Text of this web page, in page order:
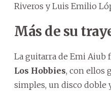
Riveros y Luis Emilio
Más de su
La guitarra de Emi
Los Hobbies, con ellos
simples, un disco doble